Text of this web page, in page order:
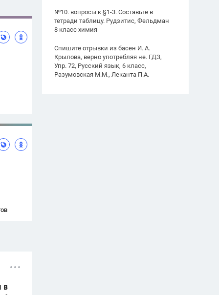
№10. вопросы к §1-3. Составьте в
тетради таблицу. Рудзитис, Фельдман
8 класс химия
Спишите отрывки из басен И. А.
Крылова, верно употребляя не. ГДЗ,
Упр. 72, Русский язык, 6 класс,
Разумовская М.М., Леканта П.А.
в